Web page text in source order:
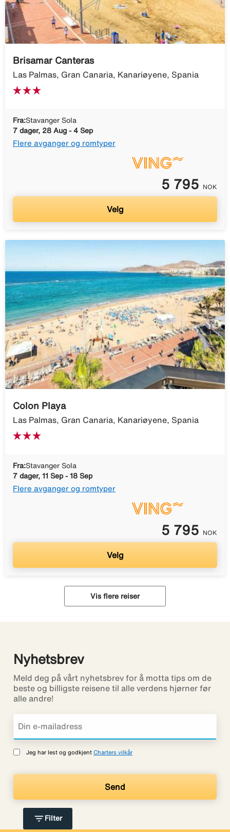
filter_list Filter
Brisamar Canteras
Las Palmas, Gran Canaria, Kanariøyene, Spania
Fra:Stavanger Sola
7 dager, 28 Aug - 4 Sep
Flere avganger og romtyper
5 795 NOK
Velg
Colon Playa
Las Palmas, Gran Canaria, Kanariøyene, Spania
Fra:Stavanger Sola
7 dager, 11 Sep - 18 Sep
Flere avganger og romtyper
5 795 NOK
Velg
Vis flere reiser
Nyhetsbrev
Meld deg på vårt nyhetsbrev for å motta tips om de
beste og billigste reisene til alle verdens hjørner før
alle andre!
Jeg har lest og godkjent Charters vilkår